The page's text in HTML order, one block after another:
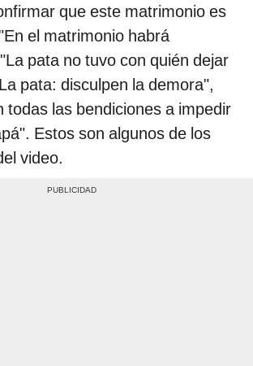
que este matrimonio es
el matrimonio habrá
pata no tuvo con quién dejar
pata: disculpen la demora",
todas las bendiciones a impedir
Estos son algunos de los
video.